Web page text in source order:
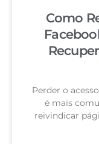
Como
Perder o
é mais
reivindicar